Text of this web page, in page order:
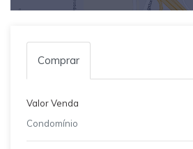
Comprar
Valor Venda
Condomínio